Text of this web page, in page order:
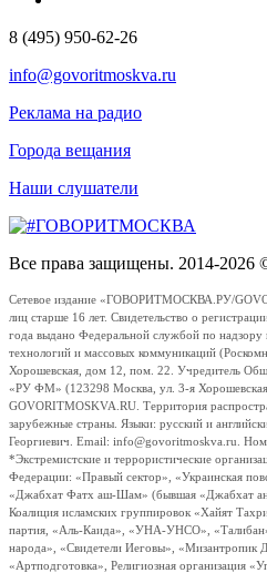
8 (495) 950-62-26
info@govoritmoskva.ru
Реклама на радио
Города вещания
Наши слушатели
Все права защищены. 2014-2026
Сетевое издание «ГОВОРИТМОСКВА.РУ/
лиц старше 16 лет. Свидетельство о
года выдано Федеральной службой по
технологий и массовых коммуникаций
Хорошевская, дом 12, пом. 22. Учредитель
«РУ ФМ» (123298 Москва, ул. 3-я
GOVORITMOSKVA.RU. Территория
зарубежные страны. Языки: русский и
Георгиевич. Email: info@govoritmoskva.ru.
*Экстремистские и террористические
Федерации: «Правый сектор», «Украинская
«Джабхат Фатх аш-Шам» (бывшая «Джабхат
Коалиция исламских группировок «Хайят
партия, «Аль-Каида», «УНА-УНСО»,
народа», «Свидетели Иеговы», «Мизантропик
«Артподготовка», Религиозная организация